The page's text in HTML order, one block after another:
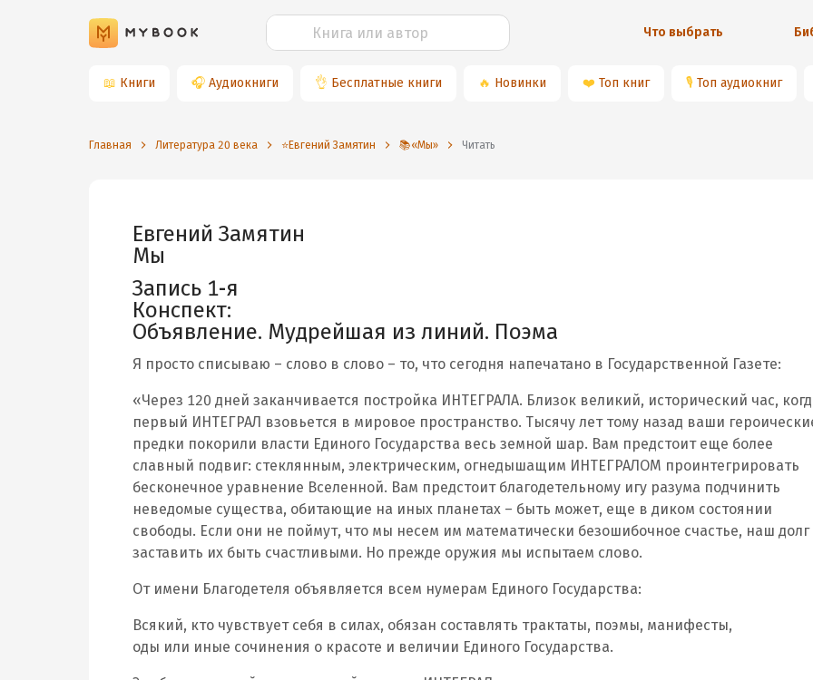
Что выбрать
📖 Книги 🎧 Аудиокниги 👌 Бесплатные книги 🔥 Новинки ❤️ Топ книг 🎙 Топ аудиокниг
Главная Литература 20 века ⭐️Евгений Замятин 📚«Мы» Читать
Евгений Замятин
Мы
Запись 1‑я
Конспект:
Объявление. Мудрейшая из линий. Поэма
Я просто списываю – слово в слово – то, что сегодня напечатано в Государственной Газете:
«Через 120 дней заканчивается постройка ИНТЕГРАЛА. Близок великий, исторический час,
первый ИНТЕГРАЛ взовьется в мировое пространство. Тысячу лет тому назад ваши
предки покорили власти Единого Государства весь земной шар. Вам предстоит еще более
славный подвиг: стеклянным, электрическим, огнедышащим ИНТЕГРАЛОМ проинтегрировать
бесконечное уравнение Вселенной. Вам предстоит благодетельному игу разума подчинить
неведомые существа, обитающие на иных планетах – быть может, еще в диком состоянии
свободы. Если они не поймут, что мы несем им математически безошибочное счастье, наш долг
заставить их быть счастливыми. Но прежде оружия мы испытаем слово.
От имени Благодетеля объявляется всем нумерам Единого Государства:
Всякий, кто чувствует себя в силах, обязан составлять трактаты, поэмы, манифесты,
оды или иные сочинения о красоте и величии Единого Государства.